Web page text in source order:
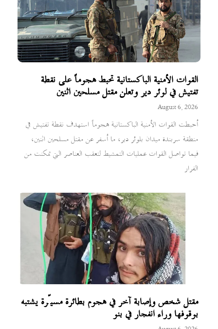
القوات الأمنية الباكستانية تحبط هجوماً على نقطة
تفتيش في لوئر دير وتعلن مقتل مسلحين اثنين
August 6, 2026
أحبطت القوات الأمنية الباكستانية هجوماً استهدف نقطة تفتيش في
منطقة سربندة ميدان بلوئر دير، ما أسفر عن مقتل مسلحين اثنين،
فيما تواصل القوات عمليات التمشيط لتعقب العناصر التي تمكنت من
الفرار
مقتل شخص وإصابة آخر في هجوم بطائرة مسيّرة يشتبه
بوقوفها وراء انفجار في بنو